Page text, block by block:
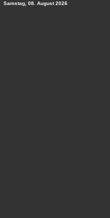
Samstag, 08. August 2026